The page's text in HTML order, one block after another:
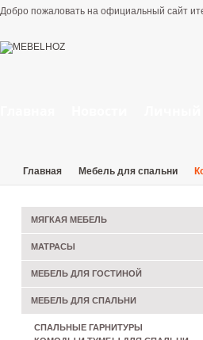
Добро пожаловать на официальный сайт
Главная Мебель для спальни
МЯГКАЯ МЕБЕЛЬ
МАТРАСЫ
МЕБЕЛЬ ДЛЯ ГОСТИНОЙ
МЕБЕЛЬ ДЛЯ СПАЛЬНИ
СПАЛЬНЫЕ ГАРНИТУРЫ